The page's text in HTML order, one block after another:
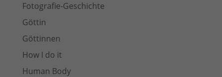
Fotografie-Geschichte
Göttin
Göttinnen
How I do it
Human Body